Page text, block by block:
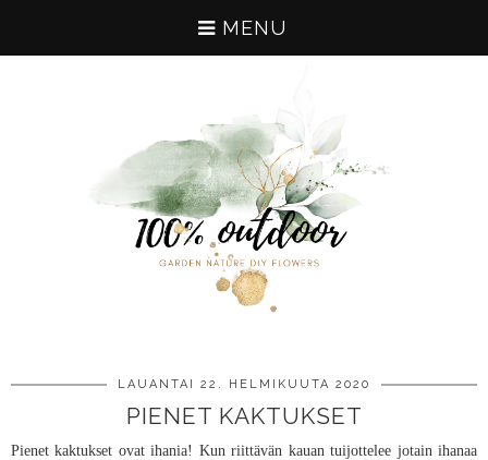
MENU
LAUANTAI 22. HELMIKUUTA 2020
PIENET KAKTUKSET
Pienet kaktukset ovat ihania! Kun riittävän kauan tuijottelee jotain ihanaa